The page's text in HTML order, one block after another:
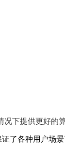
下提供更好的算
证了各种用户场